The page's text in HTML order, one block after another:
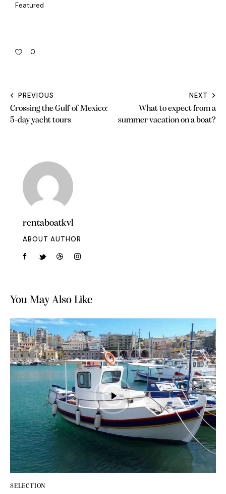
Featured
0
PREVIOUS
Crossing the Gulf of Mexico:
5-day yacht tours
NEXT
What to expect from a
summer vacation on a boat?
rentaboatkvl
ABOUT AUTHOR
You May Also Like
SELECTION